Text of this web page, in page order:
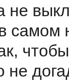
не
самом
чтобы
не